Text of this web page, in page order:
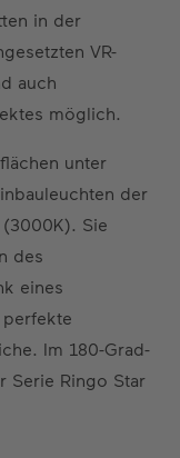
in der
VR-
auch
möglich.
unter
der
Sie
des
eines
Im 180-Grad-
Serie Ringo Star